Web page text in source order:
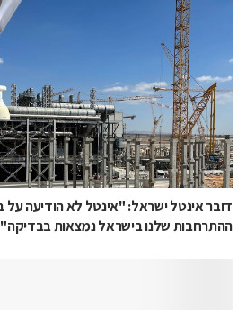
ההתרחבות שלנו בישראל נמצאות בבדיקה"